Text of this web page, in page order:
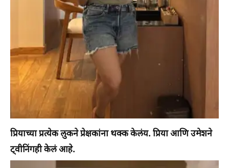
प्रियाच्या प्रत्येक लुकने प्रेक्षकांना थक्क केलंय. प्रिया आणि उमेशने
ट्वीनिंगही केलं आहे.